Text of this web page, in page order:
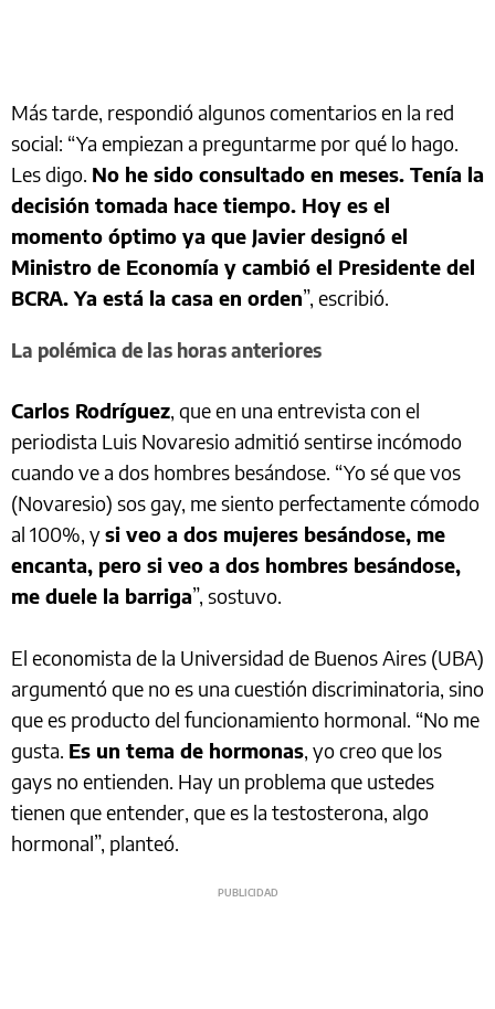
Más tarde, respondió algunos comentarios en la red
social: “Ya empiezan a preguntarme por qué lo hago.
Les digo. No he sido consultado en meses. Tenía la
decisión tomada hace tiempo. Hoy es el
momento óptimo ya que Javier designó el
Ministro de Economía y cambió el Presidente del
BCRA. Ya está la casa en orden”, escribió.
La polémica de las horas anteriores
Carlos Rodríguez, que en una entrevista con el
periodista Luis Novaresio admitió sentirse incómodo
cuando ve a dos hombres besándose. “Yo sé que vos
(Novaresio) sos gay, me siento perfectamente cómodo
al 100%, ysi veo a dos mujeres besándose, me
encanta, pero si veo a dos hombres besándose,
me duele la barriga”, sostuvo.
El economista de la Universidad de Buenos Aires (UBA)
argumentó que no es una cuestión discriminatoria, sino
que es producto del funcionamiento hormonal. “No me
gusta. Es un tema de hormonas, yo creo que los
gays no entienden. Hay un problema que ustedes
tienen que entender, que es la testosterona, algo
hormonal”, planteó.